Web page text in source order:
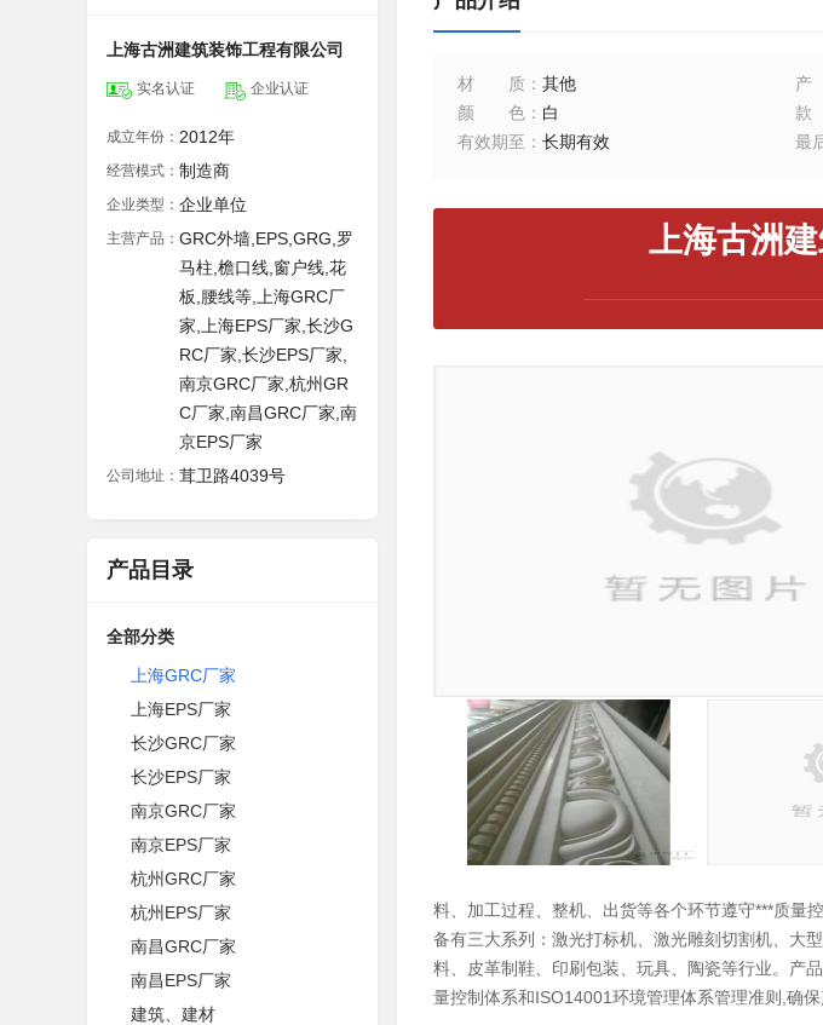
上海古洲建筑装饰工程有限公司
实名认证 企业认证
成立年份： 2012年
经营模式： 制造商
企业类型： 企业单位
主营产品： GRC外墙,EPS,GRG,罗
马柱,檐口线,窗户线,花
板,腰线等,上海GRC厂
家,上海EPS厂家,长沙G
RC厂家,长沙EPS厂家,
南京GRC厂家,杭州GR
C厂家,南昌GRC厂家,南
京EPS厂家
公司地址： 茸卫路4039号
产品目录
全部分类
上海GRC厂家
上海EPS厂家
长沙GRC厂家
长沙EPS厂家
南京GRC厂家
南京EPS厂家
杭州GRC厂家
杭州EPS厂家
南昌GRC厂家
南昌EPS厂家
建筑、建材
材质 ： 其他
颜色 ： 白
有效期至 ： 长期有效 最
上海古洲
料、加工过程、整机、出货等各个环节遵守***质量
备有三大系列：激光打标机、激光雕刻切割机、大
料、皮革制鞋、印刷包装、玩具、陶瓷等行业。产
量控制体系和ISO14001环境管理体系管理准则,确保